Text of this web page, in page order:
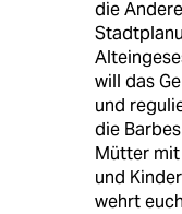
die
will das
und
die
Mütter
und
wehrt